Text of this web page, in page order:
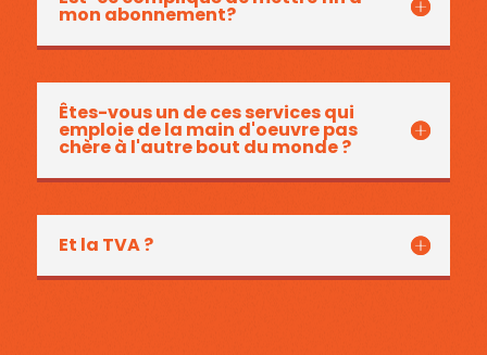
mon abonnement?
Êtes-vous un de ces services qui
emploie de la main d'oeuvre pas
chère à l'autre bout du monde ?
Et la TVA ?